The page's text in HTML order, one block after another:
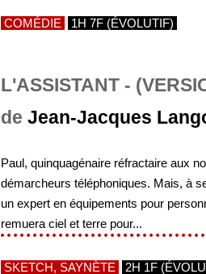
COMÉDIE 1H 7F (ÉVOLUTIF)
L'ASSISTANT -
de Jean-Jacques
Paul, quinquagénaire réfractaire aux
démarcheurs téléphoniques. Mais, à
un expert en équipements pour
remuera ciel et terre pour...
SKETCH, SAYNÈTE 2H 1F